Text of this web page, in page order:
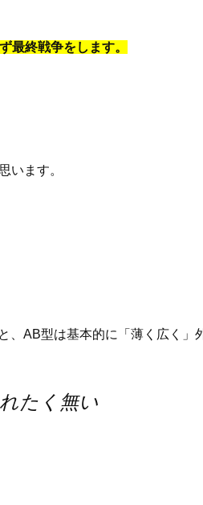
最終戦争をします。
います。
、AB型は基本的に「薄く広く」
たく無い